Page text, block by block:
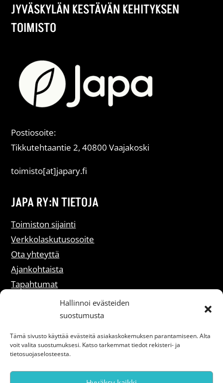
Hallinnoi evästeiden
suostumusta
Tämä sivusto käyttää evästeitä asiakaskokemuksen parantamiseen. Alta
voit valita suostumuksesi. Katso tarkemmat tiedot rekisteri- ja
tietosuojaselosteesta.
JYVÄSKYLÄN KESTÄVÄN KEHITYKSEN
TOIMISTO
Postiosoite:
Tikkutehtaantie 2, 40800 Vaajakoski
toimisto[at]japary.fi
JAPA RY:N TIETOJA
Toimiston sijainti
Verkkolaskutusosoite
Ota yhteyttä
Ajankohtaista
Tapahtumat
Liity jäseneksi
Saavutettavuusseloste